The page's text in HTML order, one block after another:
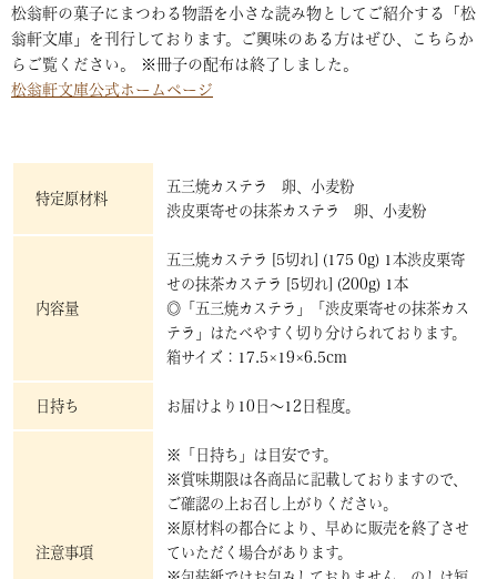
松翁軒の菓子にまつわる物語を小さな読み物としてご紹介する「松
翁軒文庫」を刊行しております。ご興味のある方はぜひ、こちらか
らご覧ください。 ※冊子の配布は終了しました。
松翁軒文庫公式ホームページ
特定原材料
五三焼カステラ 卵、小麦粉
渋皮栗寄せの抹茶カステラ 卵、小麦粉
内容量
五三焼カステラ [5切れ] (175 0g) 1本渋皮栗寄
せの抹茶カステラ [5切れ] (200g) 1本
◎「五三焼カステラ」「渋皮栗寄せの抹茶カス
テラ」はたべやすく切り分けられております。
箱サイズ：17.5×19×6.5cm
日持ち お届けより10日～12日程度。
注意事項
※「日持ち」は目安です。
※賞味期限は各商品に記載しておりますので、
ご確認の上お召し上がりください。
※原材料の都合により、早めに販売を終了させ
ていただく場合があります。